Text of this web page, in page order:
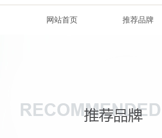
网站首页 推荐品牌